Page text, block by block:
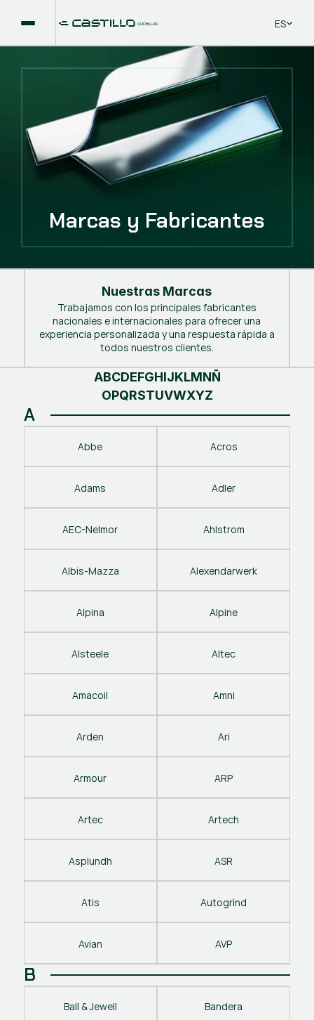
Select
ES
Nuestras Marcas
Trabajamos con los principales fabricantes
nacionales e internacionales para ofrecer una
experiencia personalizada y una respuesta rápida a
todos nuestros clientes.
A
Abbe Acros
Adams Adler
AEC-Nelmor Ahlstrom
Albis-Mazza Alexendarwerk
Alpina Alpine
Alsteele Altec
Amacoil Amni
Arden Ari
Armour ARP
Artec Artech
Asplundh ASR
Atis Autogrind
Avian AVP
B
Ball & Jewell Bandera
ABCDEFGHIJKLMNÑ
OPQRSTUVWXYZ
Marcas y Fabricantes